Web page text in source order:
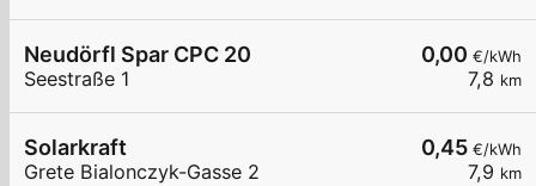
0,00 €/kWh
7,8 km
Neudörfl Spar CPC 20
Seestraße 1
0,45 €/kWh
7,9 km
Solarkraft
Grete Bialonczyk-Gasse 2